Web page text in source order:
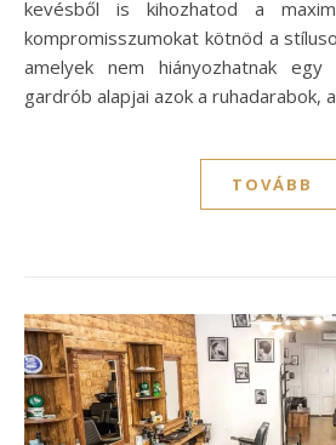
kevésből is kihozhatod a
kompromisszumokat kötnöd a
amelyek nem hiányozhatnak
gardrób alapjai azok a ruhadarabok,
TOVÁBB